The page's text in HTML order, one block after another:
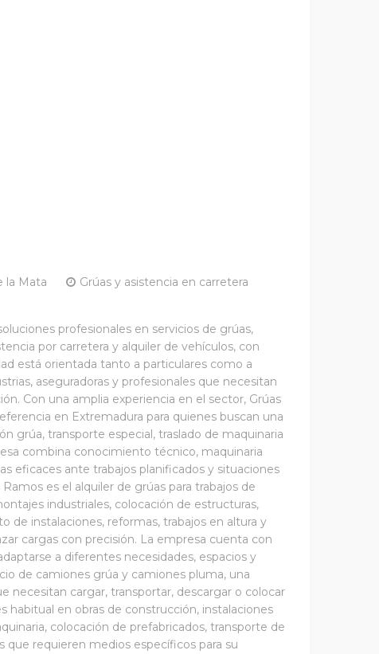
la Mata
Grúas y asistencia en carretera
profesionales en servicios de grúas,
por carretera y alquiler de vehículos, con
está orientada tanto a particulares como a
aseguradoras y profesionales que necesitan
Con una amplia experiencia en el sector, Grúas
en Extremadura para quienes buscan una
grúa, transporte especial, traslado de maquinaria
combina conocimiento técnico, maquinaria
eficaces ante trabajos planificados y situaciones
es el alquiler de grúas para trabajos de
industriales, colocación de estructuras,
instalaciones, reformas, trabajos en altura y
cargas con precisión. La empresa cuenta con
a diferentes necesidades, espacios y
de camiones grúa y camiones pluma, una
necesitan cargar, transportar, descargar o colocar
habitual en obras de construcción, instalaciones
colocación de prefabricados, transporte de
requieren medios específicos para su